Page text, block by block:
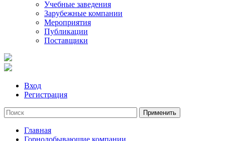
Учебные заведения
Зарубежные компании
Мероприятия
Публикации
Поставщики
Вход
Регистрация
Главная
Горнодобывающие компании